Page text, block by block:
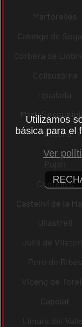
Martorelles
Calonge de
Corbera de
Collsuspina
Igualada
Martí
Pontons
Pujalt
Centelles
Castellví de la
Ullastrell
Julià de
Pere de Ribes
Vicenç de
Capolat
Llinars del
Utilizamos
básica para el
Ver